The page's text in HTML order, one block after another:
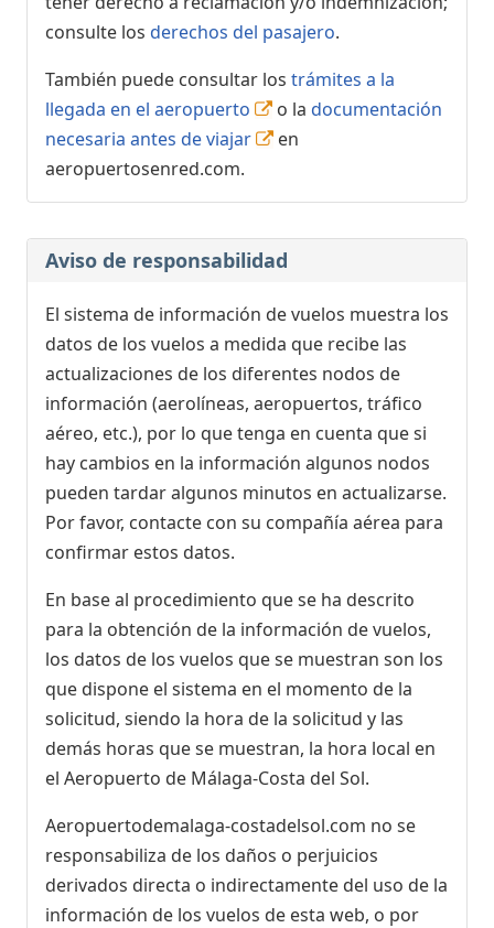
consulte los derechos del pasajero.
También puede consultar los trámites a la
llegada en el aeropuerto
o la documentación
necesaria antes de viajar
en
aeropuertosenred.com.
Aviso de responsabilidad
El sistema de información de vuelos muestra los
datos de los vuelos a medida que recibe las
actualizaciones de los diferentes nodos de
información (aerolíneas, aeropuertos, tráfico
aéreo, etc.), por lo que tenga en cuenta que si
hay cambios en la información algunos nodos
pueden tardar algunos minutos en actualizarse.
Por favor, contacte con su compañía aérea para
confirmar estos datos.
En base al procedimiento que se ha descrito
para la obtención de la información de vuelos,
los datos de los vuelos que se muestran son los
que dispone el sistema en el momento de la
solicitud, siendo la hora de la solicitud y las
demás horas que se muestran, la hora local en
el Aeropuerto de Málaga-Costa del Sol.
Aeropuertodemalaga-costadelsol.com no se
responsabiliza de los daños o perjuicios
derivados directa o indirectamente del uso de la
información de los vuelos de esta web, o por